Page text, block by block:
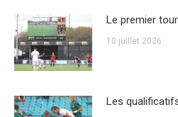
Le premier
10 juillet 2026
Les